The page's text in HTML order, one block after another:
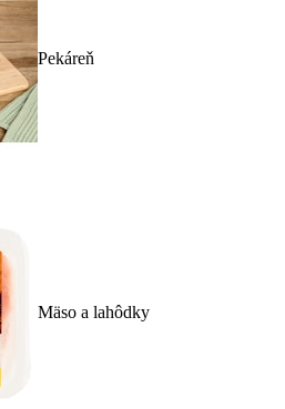
Pekáreň
Mäso a lahôdky